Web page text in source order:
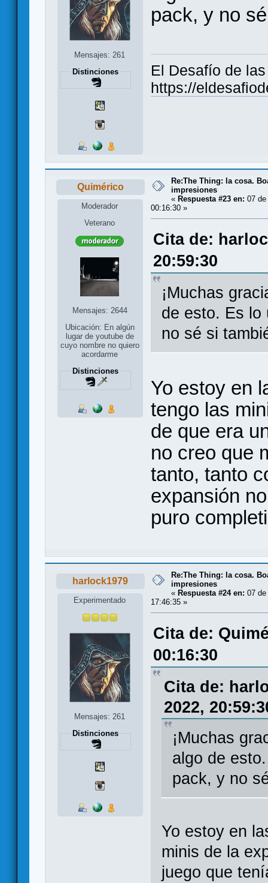
Mensajes: 261
Distinciones
pack, y no
El Desafío de
https://
Quimérico
Moderador
Veterano
Mensajes: 2644
Ubicación: En algún
lugar de youtube de
cuyo nombre no quiero
acordarme
Distinciones
Re:The Thing: la cosa.
impresiones
« Respuesta #23 en: 07
00:16:30 »
Cita de:
20:59:30
¡Muchas
de esto. Es lo
no sé si
Yo estoy en
tengo las
de que era
no creo que
tanto, tanto
expansión
puro
harlock1979
Experimentado
Mensajes: 261
Distinciones
Re:The Thing: la cosa.
impresiones
« Respuesta #24 en: 07
17:46:35 »
Cita de:
00:16:30
Cita de:
2022,
¡Muchas
algo de
pack, y no
Yo estoy en
minis de la
juego que